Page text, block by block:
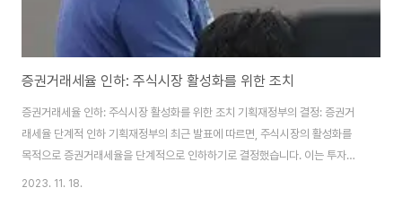
증권거래세율 인하: 주식시장 활성화를 위한 조치
증권거래세율 인하: 주식시장 활성화를 위한 조치 기획재정부의 결정: 증권거
래세율 단계적 인하 기획재정부의 최근 발표에 따르면, 주식시장의 활성화를
목적으로 증권거래세율을 단계적으로 인하하기로 결정했습니다. 이는 투자자
들에게 더욱 매력적인 투자 환경을 조성하려는 목적에서 비롯된 것으로 보입니
2023. 11. 18.